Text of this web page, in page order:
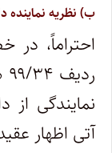
ب) نظریه نماینده
احتراماً،
نمایندگی
آتی اظهار